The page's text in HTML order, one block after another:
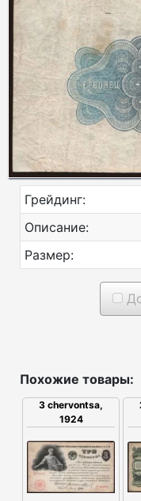
Грейдинг:
Описание:
Размер:
Похожие товары:
3 chervontsa,
1924